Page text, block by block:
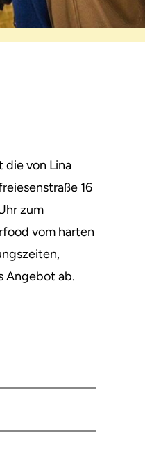
die von Lina
16
zum
vom harten
Angebot ab.